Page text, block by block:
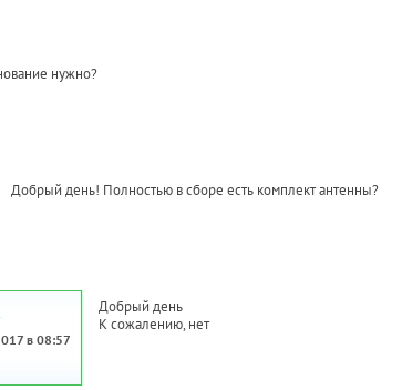
нужно?
Добрый день! Полностью в сборе есть комплект антенны?
в 08:57
Добрый день
К сожалению, нет